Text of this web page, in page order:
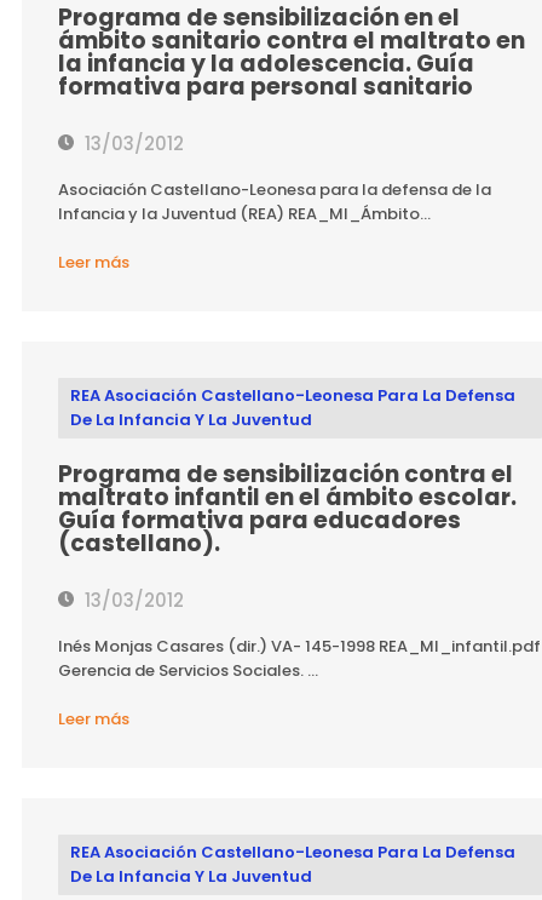
Programa de sensibilización en el
ámbito sanitario contra el maltrato en
la infancia y la adolescencia. Guía
formativa para personal sanitario
13/03/2012
Asociación Castellano-Leonesa para la defensa de la
Infancia y la Juventud (REA) REA_MI_Ámbito...
Leer más
REA Asociación Castellano-Leonesa Para La Defensa
De La Infancia Y La Juventud
Programa de sensibilización contra el
maltrato infantil en el ámbito escolar.
Guía formativa para educadores
(castellano).
13/03/2012
Inés Monjas Casares (dir.) VA- 145-1998 REA_MI_infantil.pdf
Gerencia de Servicios Sociales. ...
Leer más
REA Asociación Castellano-Leonesa Para La Defensa
De La Infancia Y La Juventud